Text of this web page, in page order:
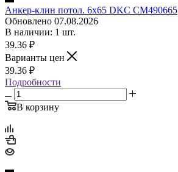
Анкер-клин потол. 6х65 DKC CM490665
Обновлено 07.08.2026
В наличии: 1 шт.
39.36 ₽
Варианты цен
39.36 ₽
Подробности
В корзину